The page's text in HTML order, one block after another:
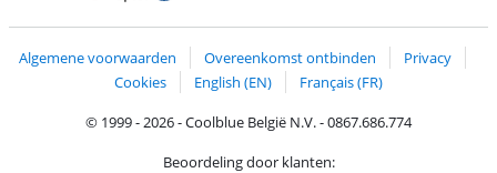
Algemene voorwaarden Overeenkomst ontbinden
Privacy
Cookies
English (EN)
Français (FR)
© 1999 - 2026 - Coolblue België N.V. - 0867.686.774
Beoordeling door klanten: